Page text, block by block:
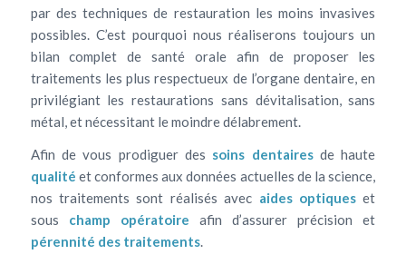
par des techniques de restauration les moins invasives
possibles. C’est pourquoi nous réaliserons toujours un
bilan complet de santé orale afin de proposer les
traitements les plus respectueux de l’organe dentaire, en
privilégiant les restaurations sans dévitalisation, sans
métal, et nécessitant le moindre délabrement.
Afin de vous prodiguer des soins dentairesde haute
qualité et conformes aux données actuelles de la science,
nos traitements sont réalisés avec aides optiques et
sous champ opératoire afin d’assurer précision et
pérennité des traitements.